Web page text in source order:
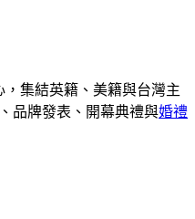
，集結英籍、美籍與台灣主
、品牌發表、開幕典禮與婚禮